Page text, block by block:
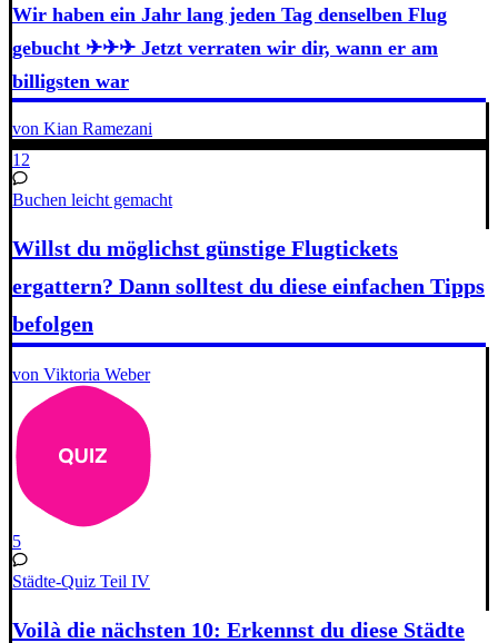
Wir haben ein Jahr lang jeden Tag denselben Flug
gebucht ✈✈✈ Jetzt verraten wir dir, wann er am
billigsten war
von Kian Ramezani
12
Buchen leicht gemacht
Willst du möglichst günstige Flugtickets
ergattern? Dann solltest du diese einfachen Tipps
befolgen
von Viktoria Weber
5
Städte-Quiz Teil IV
Voilà die nächsten 10: Erkennst du diese Städte